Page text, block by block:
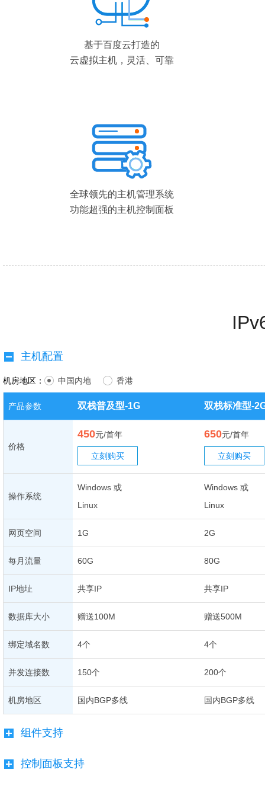
基于百度云打造的
云虚拟主机，灵活、可靠
全球领先的主机管理系统
功能超强的主机控制面板
主机配置
机房地区： 中国内地 香港
产品参数 双栈普及型-1G 双栈标准型-
价格
450元/首年
立刻购买
650元/首年
立刻购买
操作系统
Windows 或
Linux
Windows 或
Linux
网页空间 1G 2G
每月流量 60G 80G
IP地址 共享IP 共享IP
数据库大小 赠送100M 赠送500M
绑定域名数 4个 4个
并发连接数 150个 200个
机房地区 国内BGP多线 国内BGP多线
组件支持
控制面板支持